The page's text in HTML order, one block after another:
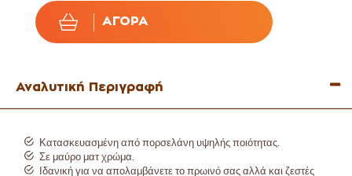
ΑΓΟΡΆ
Αναλυτική Περιγραφή
Κατασκευασμένη από πορσελάνη υψηλής ποιότητας.
Σε μαύρο ματ χρώμα.
Ιδανική για να απολαμβάνετε το πρωινό σας αλλά και ζεστές